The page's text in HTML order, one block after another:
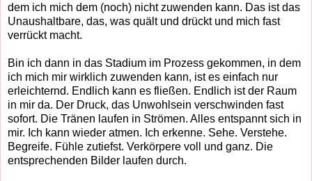
dem ich mich dem (noch) nicht zuwenden kann. Das ist das
Unaushaltbare, das, was quält und drückt und mich fast
verrückt macht.
Bin ich dann in das Stadium im Prozess gekommen, in dem
ich mich mir wirklich zuwenden kann, ist es einfach nur
erleichternd. Endlich kann es fließen. Endlich ist der Raum
in mir da. Der Druck, das Unwohlsein verschwinden fast
sofort. Die Tränen laufen in Strömen. Alles entspannt sich in
mir. Ich kann wieder atmen. Ich erkenne. Sehe. Verstehe.
Begreife. Fühle zutiefst. Verkörpere voll und ganz. Die
entsprechenden Bilder laufen durch.